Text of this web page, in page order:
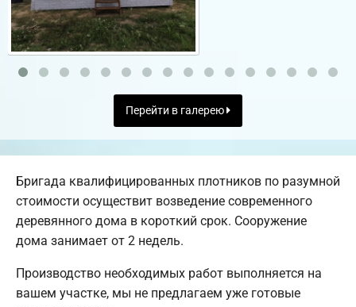
Перейти в галерею
Бригада квалифицированных плотников по разумной
стоимости осуществит возведение современного
деревянного дома в короткий срок. Сооружение
дома занимает от 2 недель.
Производство необходимых работ выполняется на
вашем участке, мы не предлагаем уже готовые